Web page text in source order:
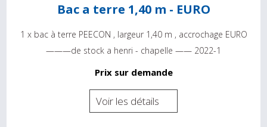
Bac a terre 1,40 m - EURO
1 x bac à terre PEECON , largeur 1,40 m , accrochage EURO
———de stock a henri - chapelle —— 2022-1
Prix sur demande
Voir les détails